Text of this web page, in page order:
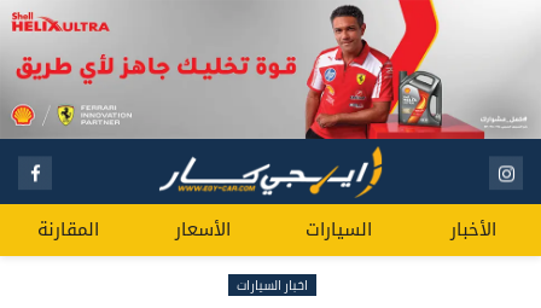
الأخبار السيارات الأسعار المقارنة
اخبار السيارات